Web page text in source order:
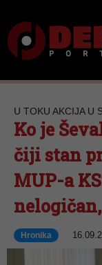
U TOKU AKCIJA U
Ko je
čiji stan
MUP-a
Hronika